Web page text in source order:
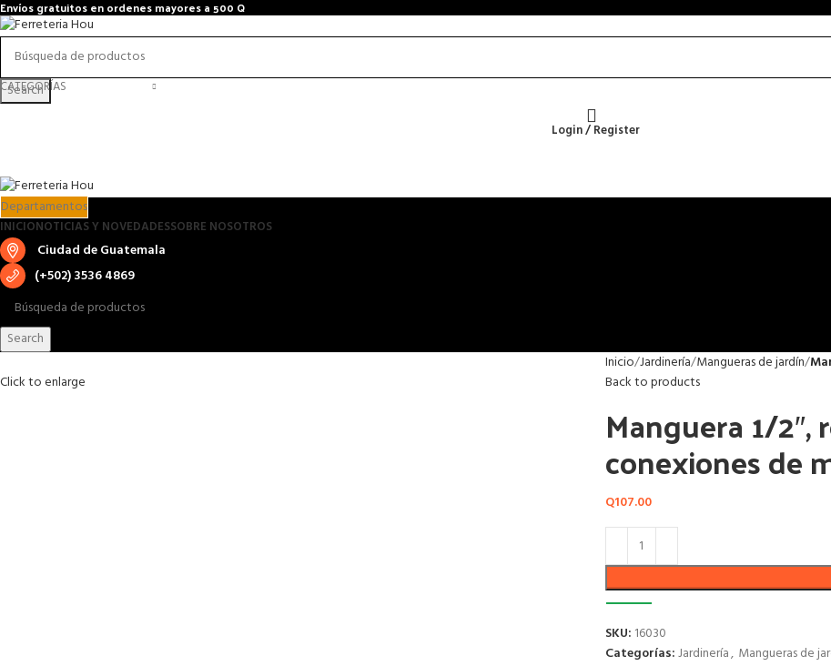
Envíos gratuitos en ordenes mayores a 500 Q
CATEGORÍAS
Search
Login / Register
Departamentos
INICIONOTICIAS Y NOVEDADESSOBRE NOSOTROS
Ciudad de Guatemala
(+502) 3536 4869
Search
Click to enlarge
Inicio Jardinería Mangueras de jardín
Back to products
Manguera 1/2″,
conexiones de
Q107.00
SKU: 16030
Categorías:Jardinería, Mangueras de